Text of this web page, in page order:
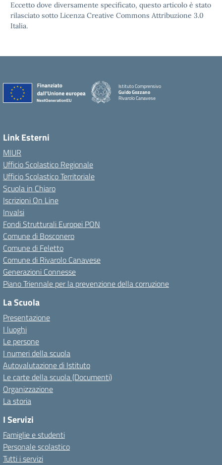
Eccetto dove diversamente specificato, questo articolo è stato
rilasciato sotto Licenza Creative Commons Attribuzione 3.0
Italia.
Istituto Comprensivo
Guido Gozzano
Rivarolo Canavese
Link Esterni
MIUR
Ufficio Scolastico Regionale
Ufficio Scolastico Territoriale
Scuola in Chiaro
Iscrizioni On Line
Invalsi
Fondi Strutturali Europei PON
Comune di Bosconero
Comune di Feletto
Comune di Rivarolo Canavese
Generazioni Connesse
Piano Triennale per la prevenzione della corruzione
La Scuola
Presentazione
I luoghi
Le persone
I numeri della scuola
Autovalutazione di Istituto
Le carte della scuola (Documenti)
Organizzazione
La storia
I Servizi
Famiglie e studenti
Personale scolastico
Tutti i servizi